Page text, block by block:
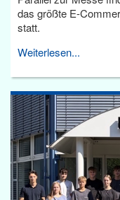
das größte E-
statt.
Weiterlesen...